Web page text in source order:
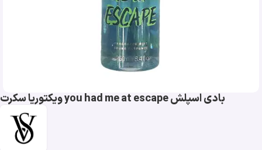
بادی اسپلش you had me at escape ویکتوریا سکرت